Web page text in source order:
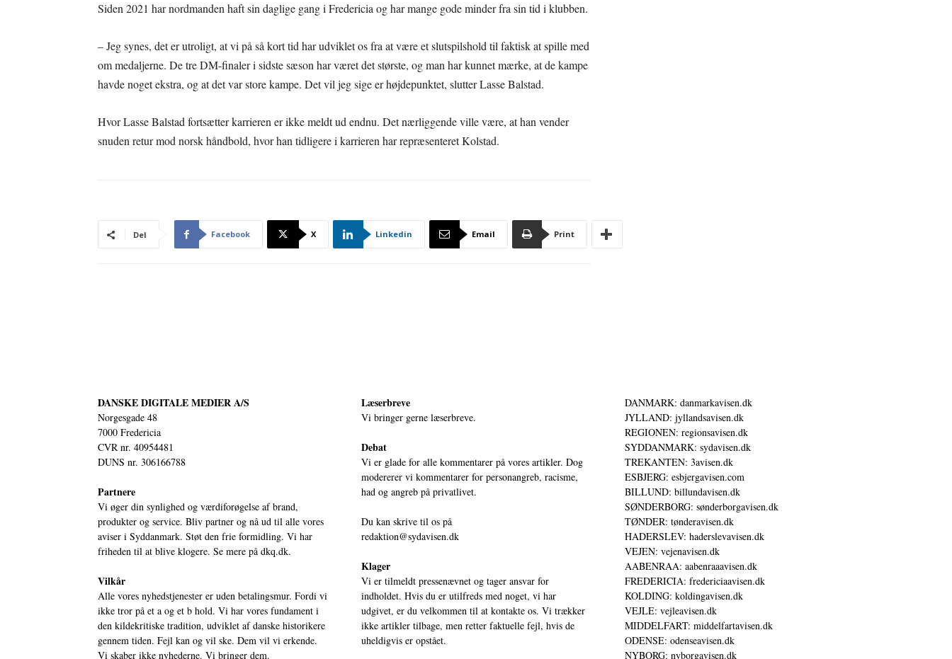
Siden 2021 har nordmanden haft sin daglige gang i Fredericia og har mange gode minder fra sin tid i klubben.
– Jeg synes, det er utroligt, at vi på så kort tid har udviklet os fra at være et slutspilshold til faktisk at spille med
om medaljerne. De tre DM-finaler i sidste sæson har været det største, og man har kunnet mærke, at de kampe
havde noget ekstra, og at det var store kampe. Det vil jeg sige er højdepunktet, slutter Lasse Balstad.
Hvor Lasse Balstad fortsætter karrieren er ikke meldt ud endnu. Det nærliggende ville være, at han vender
snuden retur mod norsk håndbold, hvor han tidligere i karrieren har repræsenteret Kolstad.
Del Facebook X Linkedin Email Print
DANSKE DIGITALE MEDIER A/S
Norgesgade 48
7000 Fredericia
CVR nr. 40954481
DUNS nr. 306166788
Partnere
Vi øger din synlighed og værdiforøgelse af brand,
produkter og service. Bliv partner og nå ud til alle vores
aviser i Syddanmark. Støt den frie formidling. Vi har
friheden til at blive klogere. Se mere på dkq.dk.
Vilkår
Alle vores nyhedstjenester er uden betalingsmur. Fordi vi
ikke tror på et a og et b hold. Vi har vores fundament i
den kildekritiske tradition, udviklet af danske historikere
gennem tiden. Fejl kan og vil ske. Dem vil vi erkende.
Vi skaber ikke nyhederne. Vi bringer dem.
Læserbreve
Vi bringer gerne læserbreve.
Debat
Vi er glade for alle kommentarer på vores artikler. Dog
modererer vi kommentarer for personangreb, racisme,
had og angreb på privatlivet.
Du kan skrive til os på
redaktion@sydavisen.dk
Klager
Vi er tilmeldt pressenævnet og tager ansvar for
indholdet. Hvis du er utilfreds med noget, vi har
udgivet, er du velkommen til at kontakte os. Vi trækker
ikke artikler tilbage, men retter faktuelle fejl, hvis de
uheldigvis er opstået.
DANMARK: danmarkavisen.dk
JYLLAND: jyllandsavisen.dk
REGIONEN: regionsavisen.dk
SYDDANMARK: sydavisen.dk
TREKANTEN: 3avisen.dk
ESBJERG: esbjergavisen.com
BILLUND: billundavisen.dk
SØNDERBORG: sønderborgavisen.dk
TØNDER: tønderavisen.dk
HADERSLEV: haderslevavisen.dk
VEJEN: vejenavisen.dk
AABENRAA: aabenraaavisen.dk
FREDERICIA: fredericiaavisen.dk
KOLDING: koldingavisen.dk
VEJLE: vejleavisen.dk
MIDDELFART: middelfartavisen.dk
ODENSE: odenseavisen.dk
NYBORG: nyborgavisen.dk